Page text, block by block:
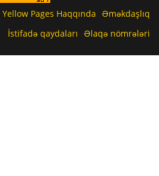
Yellow Pages Haqqında Əməkdaşlıq
İstifadə qaydaları Əlaqə nömrələri